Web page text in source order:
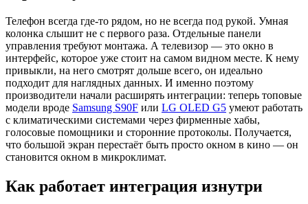
Телефон всегда где-то рядом, но не всегда под рукой. Умная
колонка слышит не с первого раза. Отдельные панели
управления требуют монтажа. А телевизор — это окно в
интерфейс, которое уже стоит на самом видном месте. К нему
привыкли, на него смотрят дольше всего, он идеально
подходит для наглядных данных. И именно поэтому
производители начали расширять интеграции: теперь топовые
модели вроде Samsung S90F или LG OLED G5 умеют работать
с климатическими системами через фирменные хабы,
голосовые помощники и сторонние протоколы. Получается,
что большой экран перестаёт быть просто окном в кино — он
становится окном в микроклимат.
Как работает интеграция изнутри